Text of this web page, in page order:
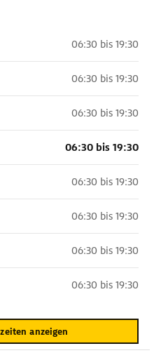
06:30 bis 19:30
06:30 bis 19:30
06:30 bis 19:30
06:30 bis 19:30
06:30 bis 19:30
06:30 bis 19:30
06:30 bis 19:30
06:30 bis 19:30
anzeigen